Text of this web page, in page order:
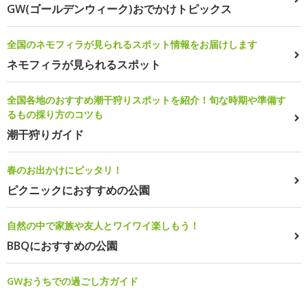
GW(ゴールデンウィーク)おでかけトピックス
全国のネモフィラが見られるスポット情報をお届けします
ネモフィラが見られるスポット
全国各地のおすすめ潮干狩りスポットを紹介！旬な時期や準備す
るもの採り方のコツも
潮干狩りガイド
春のお出かけにピッタリ！
ピクニックにおすすめの公園
自然の中で家族や友人とワイワイ楽しもう！
BBQにおすすめの公園
GWおうちでの過ごし方ガイド